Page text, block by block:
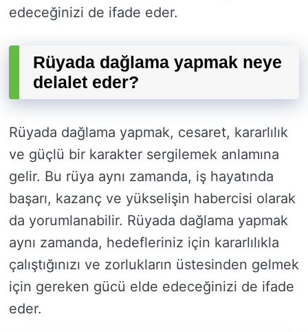
edeceğinizi de ifade eder.
Rüyada dağlama yapmak neye
delalet eder?
Rüyada dağlama yapmak, cesaret, kararlılık
ve güçlü bir karakter sergilemek anlamına
gelir. Bu rüya aynı zamanda, iş hayatında
başarı, kazanç ve yükselişin habercisi olarak
da yorumlanabilir. Rüyada dağlama yapmak
aynı zamanda, hedefleriniz için kararlılıkla
çalıştığınızı ve zorlukların üstesinden gelmek
için gereken gücü elde edeceğinizi de ifade
eder.